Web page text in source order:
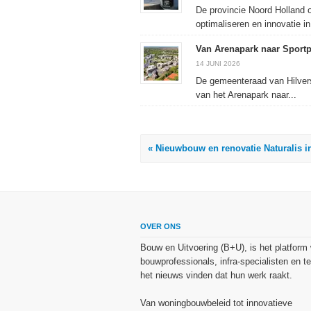
De provincie Noord
optimaliseren en innovatie
Van Arenapark naar
14 JUNI 2026
De gemeenteraad van
van het Arenapark naar...
« Nieuwbouw en renovatie Naturalis
OVER ONS
Bouw en Uitvoering (B+U), is het platform
bouwprofessionals, infra-specialisten en
het nieuws vinden dat hun werk raakt.
Van woningbouwbeleid tot innovatieve